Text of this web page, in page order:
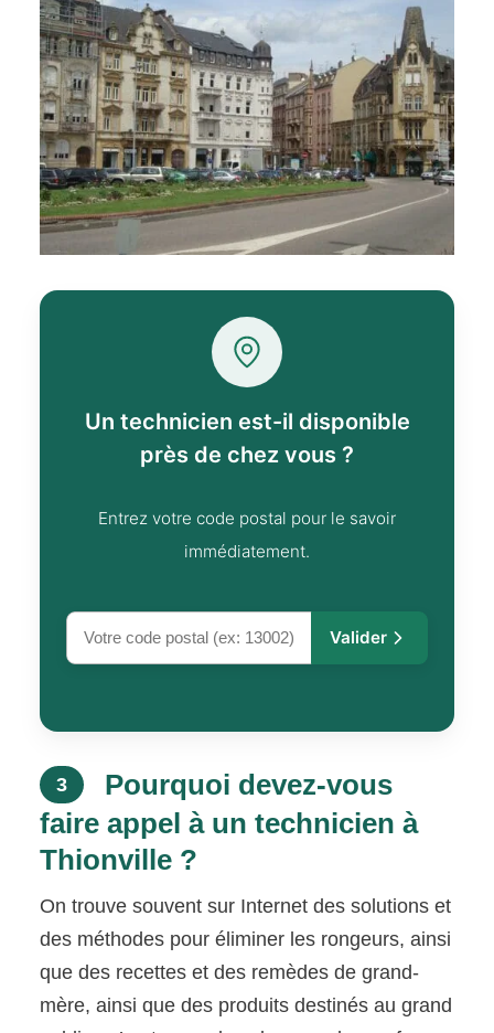
Un technicien est-il disponible
près de chez vous ?
Entrez votre code postal pour le savoir
immédiatement.
Valider
3
Pourquoi devez-vous
faire appel à un technicien à
Thionville ?
On trouve souvent sur Internet des solutions et
des méthodes pour éliminer les rongeurs, ainsi
que des recettes et des remèdes de grand-
mère, ainsi que des produits destinés au grand